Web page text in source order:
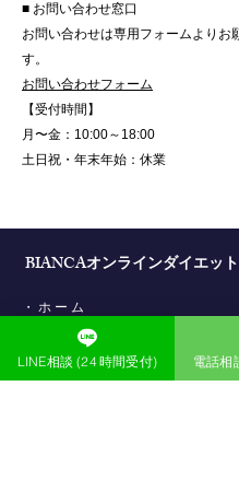
■ お問い合わせ窓口
お問い合わせは専用フォームよりお
す。
お問い合わせフォーム
【受付時間】
月〜金：10:00～18:00
土日祝・年末年始：休業
BIANCAオンラインダイエット
​・ ホーム
無料カウンセリング予約
“家でラク痩せプログラム”
LINE相談 (24 時間受付) 電話相